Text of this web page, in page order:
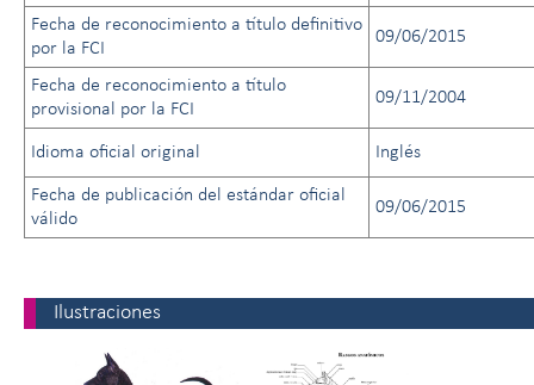
Fecha de reconocimiento a título definitivo
por la FCI
09/06/2015
Fecha de reconocimiento a título
provisional por la FCI
09/11/2004
Idioma oficial original Inglés
Fecha de publicación del estándar oficial
válido
09/06/2015
Ilustraciones